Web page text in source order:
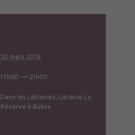
30 mars 2019
17h00 --> 21h00
Dans les Librairies, Librairie La
Réserve à Bulles